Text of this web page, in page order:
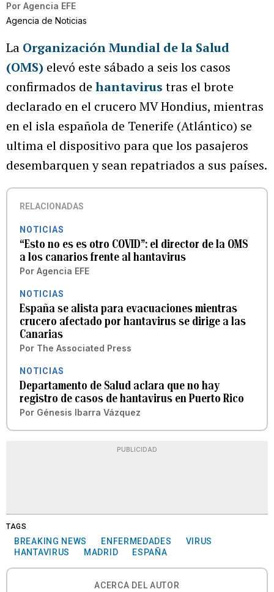
Por Agencia EFE
Agencia de Noticias
La Organización Mundial de la Salud
(OMS) elevó este sábado a seis los casos
confirmados de hantavirus tras el brote
declarado en el crucero MV Hondius, mientras
en el isla española de Tenerife (Atlántico) se
ultima el dispositivo para que los pasajeros
desembarquen y sean repatriados a sus países.
RELACIONADAS
NOTICIAS
“Esto no es es otro COVID”: el director de la OMS
a los canarios frente al hantavirus
Por Agencia EFE
NOTICIAS
España se alista para evacuaciones mientras
crucero afectado por hantavirus se dirige a las
Canarias
Por The Associated Press
NOTICIAS
Departamento de Salud aclara que no hay
registro de casos de hantavirus en Puerto Rico
Por Génesis Ibarra Vázquez
PUBLICIDAD
TAGS
BREAKING NEWS ENFERMEDADES
VIRUS
HANTAVIRUS
MADRID ESPAÑA
ACERCA DEL AUTOR